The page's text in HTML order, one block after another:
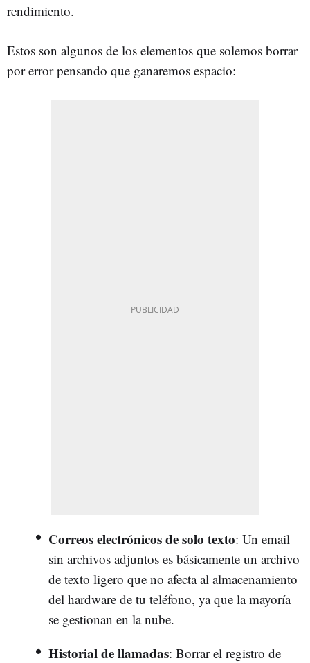
rendimiento.
Estos son algunos de los elementos que solemos borrar
por error pensando que ganaremos espacio:
Correos electrónicos de solo texto: Un email
sin archivos adjuntos es básicamente un archivo
de texto ligero que no afecta al almacenamiento
del hardware de tu teléfono, ya que la mayoría
se gestionan en la nube.
Historial de llamadas: Borrar el registro de